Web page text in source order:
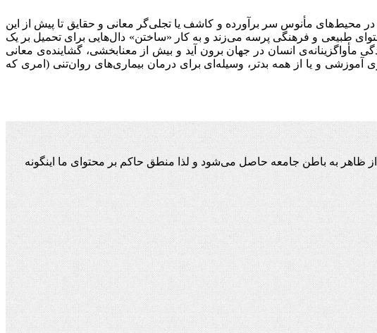
محیط‌های مأنوس سر برآورده و کاشف یا تجلی‌گر معانی و حقایق تا پیش از این
طبیعی و فرهنگی پرسه می‌زند و به کار «ساختن» دال‌هایی برای تحمیل بر یک
مأواگزینانه‌ی انسان در جهان برون آید و بیش از معنابخشی، گشاینده‌ی معانی
آموزشی و یا از همه بدتر، وسیله‌ای برای درمان بیماری‌های روان‌تنی (امری که
به باطن جامعه حاصل می‌شود و لذا منطق حاکم بر محتوای ما اینگونه